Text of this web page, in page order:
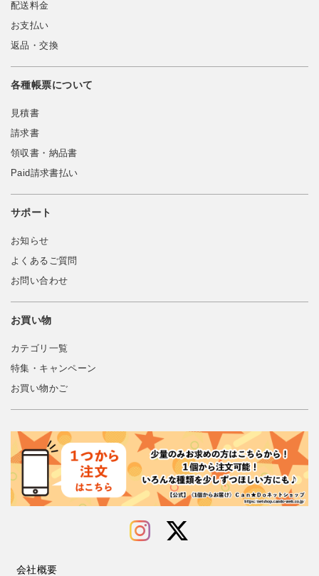
配送料金
お支払い
返品・交換
各種帳票について
見積書
請求書
領収書・納品書
Paid請求書払い
サポート
お知らせ
よくあるご質問
お問い合わせ
お買い物
カテゴリ一覧
特集・キャンペーン
お買い物かご
会社概要